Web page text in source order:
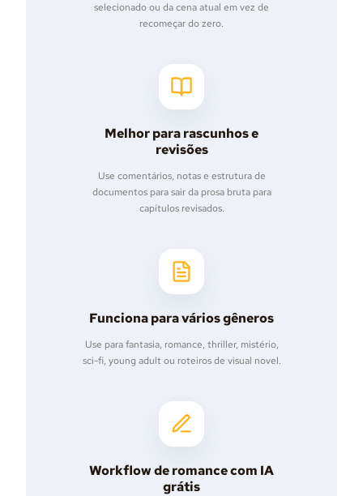
selecionado ou da cena atual em vez de
recomeçar do zero.
Melhor para rascunhos e
revisões
Use comentários, notas e estrutura de
documentos para sair da prosa bruta para
capítulos revisados.
Funciona para vários gêneros
Use para fantasia, romance, thriller, mistério,
sci-fi, young adult ou roteiros de visual novel.
Workflow de romance com IA
grátis